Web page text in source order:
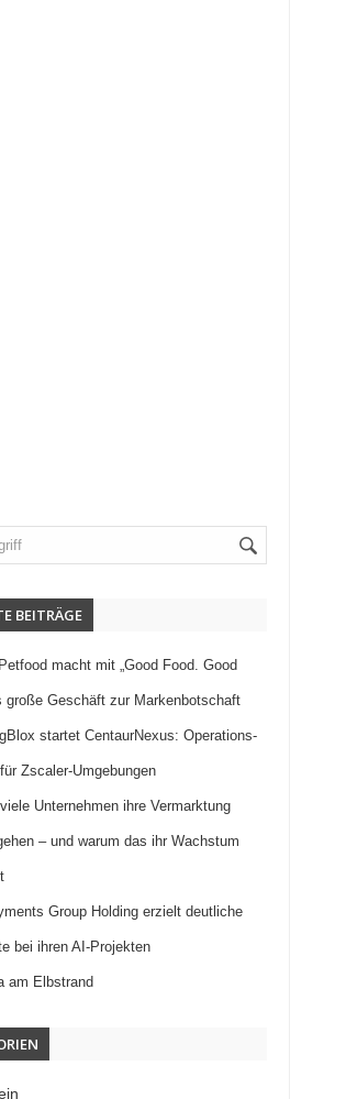
BEITRÄGE
macht mit „Good Food. Good
große Geschäft zur Markenbotschaft
startet CentaurNexus: Operations-
Zscaler-Umgebungen
Unternehmen ihre Vermarktung
– und warum das ihr Wachstum
Group Holding erzielt deutliche
bei ihren AI-Projekten
am Elbstrand